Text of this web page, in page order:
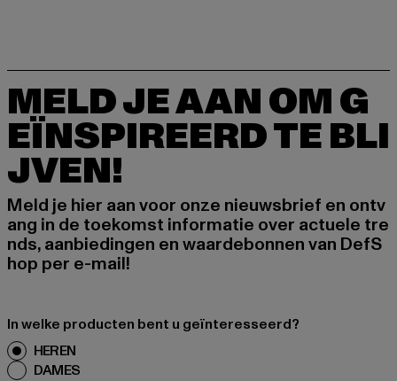
MELD JE AAN OM G
EÏNSPIREERD TE BLI
JVEN!
Meld je hier aan voor onze nieuwsbrief en ontv
ang in de toekomst informatie over actuele tre
nds, aanbiedingen en waardebonnen van DefS
hop per e-mail!
In welke producten bent u geïnteresseerd?
HEREN
DAMES